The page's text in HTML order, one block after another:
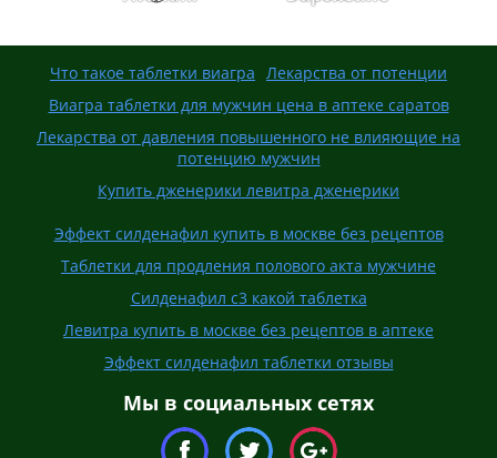
Что такое таблетки виагра
Лекарства от потенции
Виагра таблетки для мужчин цена в аптеке саратов
Лекарства от давления повышенного не влияющие на
потенцию мужчин
Купить дженерики левитра дженерики
Эффект силденафил купить в москве без рецептов
Таблетки для продления полового акта мужчине
Силденафил с3 какой таблетка
Левитра купить в москве без рецептов в аптеке
Эффект силденафил таблетки отзывы
Мы в социальных сетях